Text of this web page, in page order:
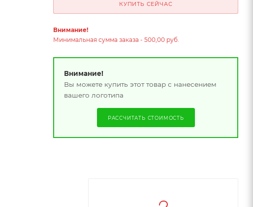
КУПИТЬ СЕЙЧАС
Внимание!
Минимальная сумма заказа - 500,00 руб.
Внимание!
Вы можете купить этот товар с нанесением
вашего логотипа
РАССЧИТАТЬ СТОИМОСТЬ